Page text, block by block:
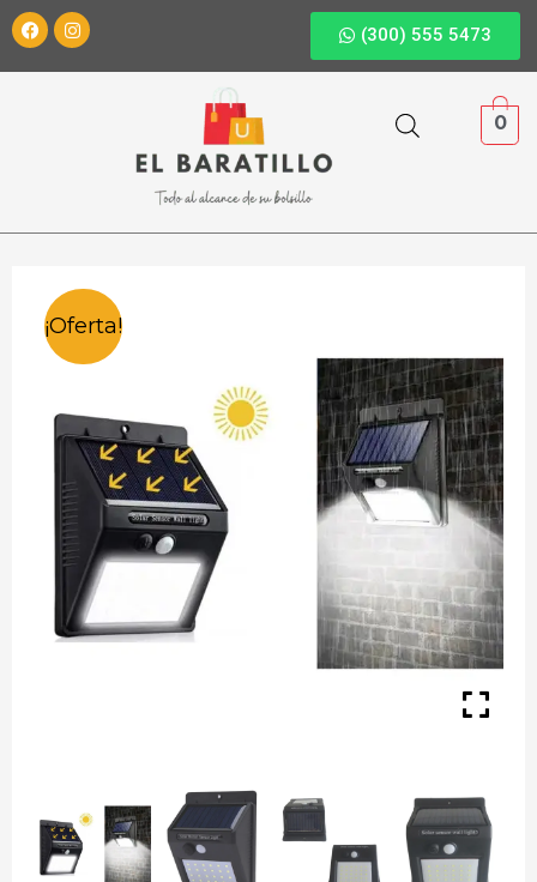
(300) 555 5473
0
¡Oferta!